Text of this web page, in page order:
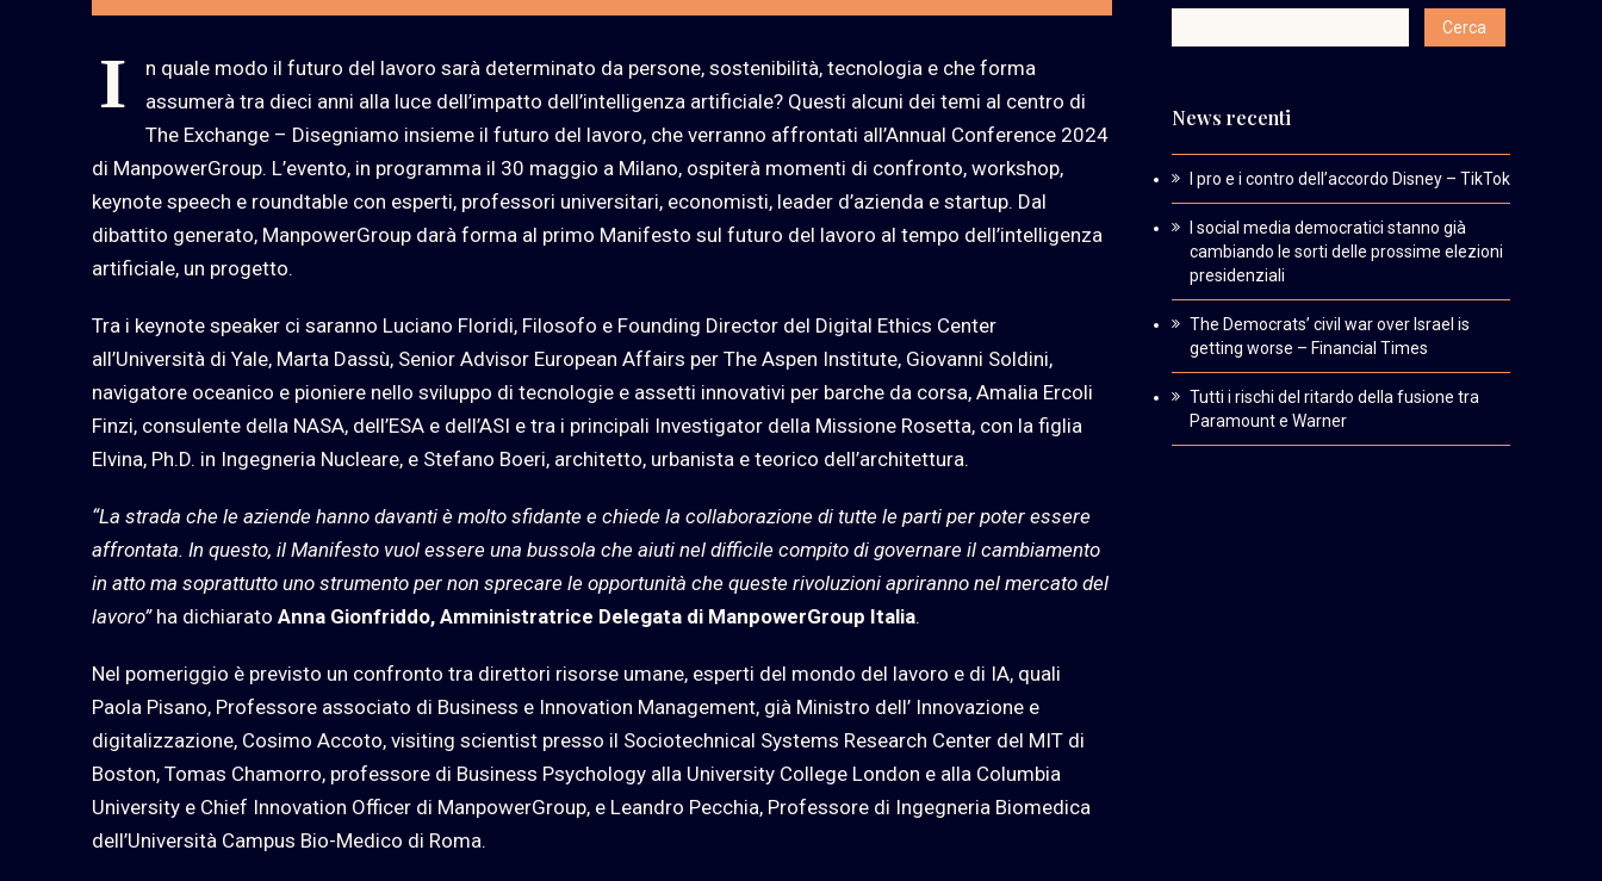
I
n quale modo il futuro del lavoro sarà determinato da persone, sostenibilità, tecnologia e che forma
assumerà tra dieci anni alla luce dell’impatto dell’intelligenza artificiale? Questi alcuni dei temi al centro di
The Exchange – Disegniamo insieme il futuro del lavoro, che verranno affrontati all’Annual Conference 2024
di ManpowerGroup. L’evento, in programma il 30 maggio a Milano, ospiterà momenti di confronto, workshop,
keynote speech e roundtable con esperti, professori universitari, economisti, leader d’azienda e startup. Dal
dibattito generato, ManpowerGroup darà forma al primo Manifesto sul futuro del lavoro al tempo dell’intelligenza
artificiale, un progetto.
Tra i keynote speaker ci saranno Luciano Floridi, Filosofo e Founding Director del Digital Ethics Center
all’Università di Yale, Marta Dassù, Senior Advisor European Affairs per The Aspen Institute, Giovanni Soldini,
navigatore oceanico e pioniere nello sviluppo di tecnologie e assetti innovativi per barche da corsa, Amalia Ercoli
Finzi, consulente della NASA, dell’ESA e dell’ASI e tra i principali Investigator della Missione Rosetta, con la figlia
Elvina, Ph.D. in Ingegneria Nucleare, e Stefano Boeri, architetto, urbanista e teorico dell’architettura.
“La strada che le aziende hanno davanti è molto sfidante e chiede la collaborazione di tutte le parti per poter essere
affrontata. In questo, il Manifesto vuol essere una bussola che aiuti nel difficile compito di governare il cambiamento
in atto ma soprattutto uno strumento per non sprecare le opportunità che queste rivoluzioni apriranno nel mercato del
lavoro”ha dichiarato Anna Gionfriddo, Amministratrice Delegata di ManpowerGroup Italia.
Nel pomeriggio è previsto un confronto tra direttori risorse umane, esperti del mondo del lavoro e di IA, quali
Paola Pisano, Professore associato di Business e Innovation Management, già Ministro dell’ Innovazione e
digitalizzazione, Cosimo Accoto, visiting scientist presso il Sociotechnical Systems Research Center del MIT di
Boston, Tomas Chamorro, professore di Business Psychology alla University College London e alla Columbia
University e Chief Innovation Officer di ManpowerGroup, e Leandro Pecchia, Professore di Ingegneria Biomedica
dell’Università Campus Bio-Medico di Roma.
News recenti
I pro e i contro dell’accordo Disney – TikTok
I social media democratici stanno già
cambiando le sorti delle prossime elezioni
presidenziali
The Democrats’ civil war over Israel is
getting worse – Financial Times
Tutti i rischi del ritardo della fusione tra
Paramount e Warner